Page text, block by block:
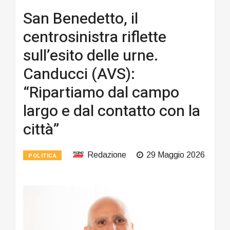
San Benedetto, il
centrosinistra riflette
sull’esito delle urne.
Canducci (AVS):
“Ripartiamo dal campo
largo e dal contatto con la
città”
POLITICA Redazione 29 Maggio 2026